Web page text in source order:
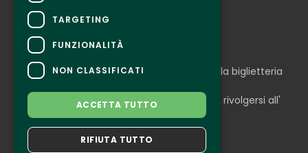
CONTATTI
Per informazioni e supporto all'acquisto della biglietteria
Per informazioni sul programma e l'evento, rivolgersi all'
organizzatore
Dichiarazione di accessibilità
TARGETING
FUNZIONALITÀ
NON CLASSIFICATI
ACCETTA TUTTO
RIFIUTA TUTTO